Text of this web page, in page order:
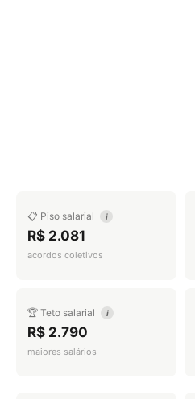
📋 Piso salarial i
R$ 2.081
acordos coletivos
🏆 Teto salarial i
R$ 2.790
maiores salários